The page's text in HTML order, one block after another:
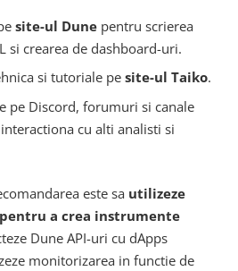
site-ul Dunepentru scrierea
si crearea de dashboard-uri.
si tutoriale pe site-ul Taiko.
pe Discord, forumuri si canale
cu alti analisti si
este sa utilizeze
a crea instrumente
Dune API-uri cu dApps
monitorizarea in functie de